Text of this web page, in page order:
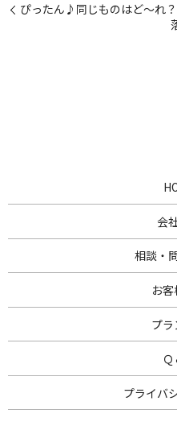
ぴったん♪同じものはど～れ？
会
相談・
お
プ
Ｑ
プライバ